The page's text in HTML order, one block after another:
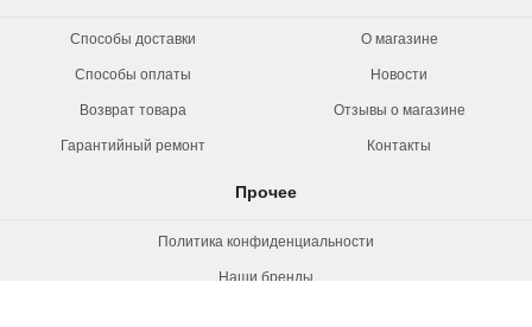
Способы доставки
Способы оплаты
Возврат товара
Гарантийный ремонт
О магазине
Новости
Отзывы о магазине
Контакты
Прочее
Политика конфиденциальности
Наши бренды